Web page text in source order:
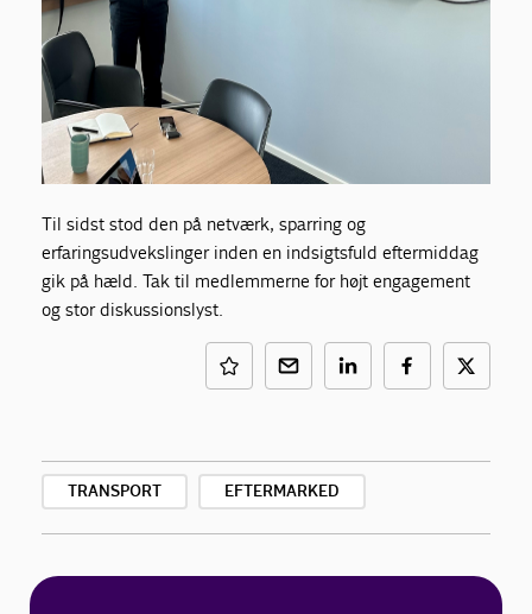
Til sidst stod den på netværk, sparring og
erfaringsudvekslinger inden en indsigtsfuld eftermiddag
gik på hæld. Tak til medlemmerne for højt engagement
og stor diskussionslyst.
TRANSPORT EFTERMARKED